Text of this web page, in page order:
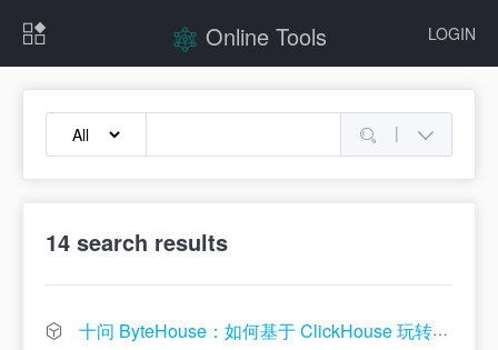
LOGIN
Online Tools
|
14 search results
十问 ByteHouse：如何基于 ClickHouse 玩转向量检索？